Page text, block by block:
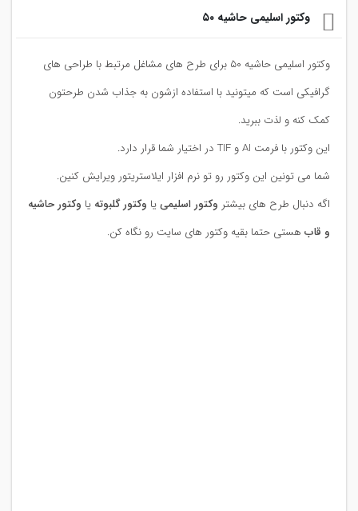
وکتور اسلیمی حاشیه ۵۰
وکتور اسلیمی حاشیه ۵۰ برای طرح های مشاغل مرتبط با طراحی های
گرافیکی است که میتونید با استفاده ازشون به جذاب شدن طرحتون
کمک کنه و لذت ببرید.
این وکتور با فرمت AI و TIF در اختیار شما قرار دارد.
شما می تونین این وکتور رو تو نرم افزار ایلاستریتور ویرایش کنین.
اگه دنبال طرح های بیشتر وکتور اسلیمییا وکتور گلبوته یا وکتور حاشیه
و قاب هستی حتما بقیه وکتور های سایت رو نگاه کن.